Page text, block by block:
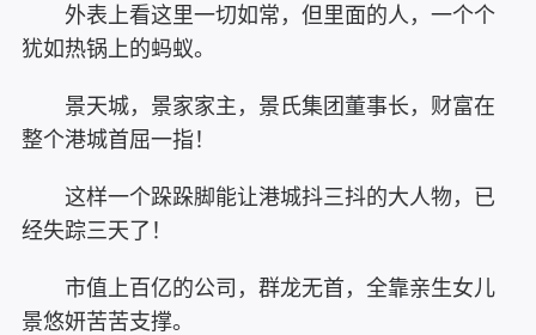
外表上看这里一切如常，但里面的人，一个个
犹如热锅上的蚂蚁。
景天城，景家家主，景氏集团董事长，财富在
整个港城首屈一指！
这样一个跺跺脚能让港城抖三抖的大人物，已
经失踪三天了！
市值上百亿的公司，群龙无首，全靠亲生女儿
景悠妍苦苦支撑。